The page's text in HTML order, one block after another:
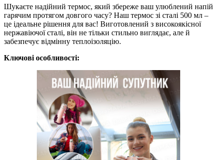
Шукаєте надійний термос, який збереже ваш улюблений напій
гарячим протягом довгого часу? Наш термос зі сталі 500 мл –
це ідеальне рішення для вас! Виготовлений з високоякісної
нержавіючої сталі, він не тільки стильно виглядає, але й
забезпечує відмінну теплоізоляцію.
Ключові особливості: